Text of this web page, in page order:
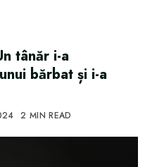
tânăr i-a
bărbat și i-a
2 MIN READ